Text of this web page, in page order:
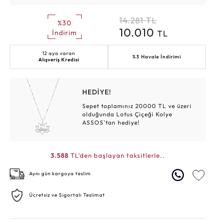
%30
İndirim
14.281 TL
10.010TL
12 aya varan
Alışveriş Kredisi
%3 Havale İndirimi
HEDİYE!
Sepet toplamınız 20000 TL ve üzeri
olduğunda Lotus Çiçeği Kolye
ASSOS'tan hediye!
3.588 TL'den başlayan taksitlerle..
Aynı gün kargoya teslim
Ücretsiz ve Sigortalı Teslimat